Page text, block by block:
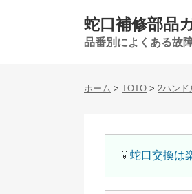
蛇口補修部品
品番別によくある故
ホーム > TOTO > 2ハンド
💡蛇口交換は